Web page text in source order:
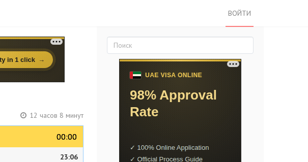
ВОЙТИ
12 часов 8 минут
00:00
00:00
23:06